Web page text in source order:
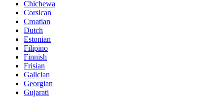
Chichewa
Corsican
Croatian
Dutch
Estonian
Filipino
Finnish
Frisian
Galician
Georgian
Gujarati